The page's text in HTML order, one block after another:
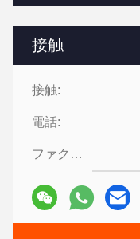
接触
接触:
電話:
ファクシミリ: